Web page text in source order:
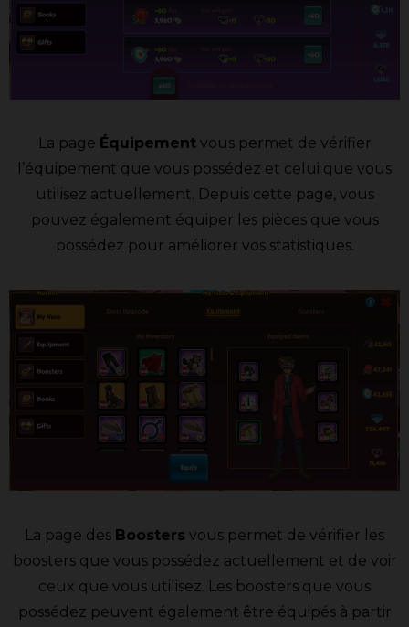
La page Équipementvous permet de vérifier
l’équipement que vous possédez et celui que vous
utilisez actuellement. Depuis cette page, vous
pouvez également équiper les pièces que vous
possédez pour améliorer vos statistiques.
La page des Boosters vous permet de vérifier les
boosters que vous possédez actuellement et de voir
ceux que vous utilisez. Les boosters que vous
possédez peuvent également être équipés à partir